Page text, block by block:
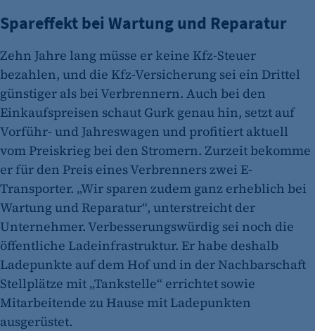
Spareffekt bei Wartung und Reparatur
Zehn Jahre lang müsse er keine Kfz-Steuer
bezahlen, und die Kfz-Versicherung sei ein Drittel
günstiger als bei Verbrennern. Auch bei den
Einkaufspreisen schaut Gurk genau hin, setzt auf
Vorführ- und Jahreswagen und profitiert aktuell
vom Preiskrieg bei den Stromern. Zurzeit bekomme
er für den Preis eines Verbrenners zwei E-
Transporter. „Wir sparen zudem ganz erheblich bei
Wartung und Reparatur“, unterstreicht der
Unternehmer. Verbesserungswürdig sei noch die
öffentliche Ladeinfrastruktur. Er habe deshalb
Ladepunkte auf dem Hof und in der Nachbarschaft
Stellplätze mit „Tankstelle“ errichtet sowie
Mitarbeitende zu Hause mit Ladepunkten
ausgerüstet.